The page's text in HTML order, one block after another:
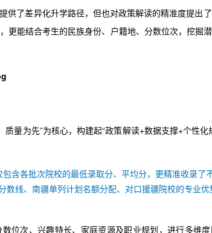
了差异化升学路径，但也对政策解读的精准度提出
能结合考生的民族身份、户籍地、分数位次，挖掘
量为先”为核心，构建起“政策解读+数据支撑+个性化
含各批次院校的最低录取分、平均分，更精准收录了
线、南疆单列计划名额分配、对口援疆院校的专业优
数位次、兴趣特长、家庭资源及职业规划，进行多